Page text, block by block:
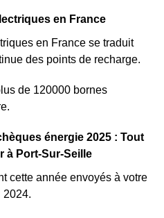
en France
en France se traduit
des points de recharge.
de 120000 bornes
énergie 2025 : Tout
à Port-Sur-Seille
cette année envoyés à votre
2024.